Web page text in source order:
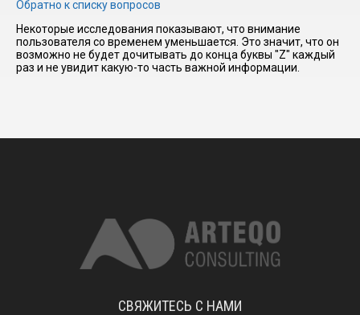
I have
read and
accept the
Обратно к списку вопросов
Некоторые исследования показывают, что внимание
пользователя со временем уменьшается. Это значит, что он
возможно не будет дочитывать до конца буквы "Z" каждый
раз и не увидит какую-то часть важной информации.
СВЯЖИТЕСЬ С НАМИ